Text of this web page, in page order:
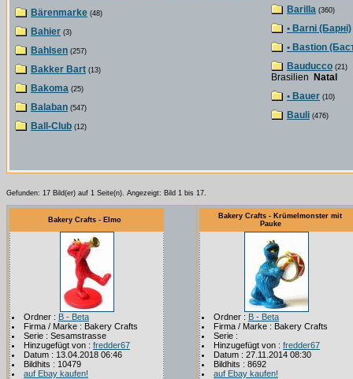
Bärenmarke (48)
Bahier (3)
Bahlsen (257)
Bakker Bart (13)
Bakoma (25)
Balaban (547)
Ball-Club (12)
Barilla (360)
• Barni (Барні)
• Bastion
Bauducco (21)
Brasilien
Natal
• Bauer (10)
Bauli (476)
Gefunden: 17 Bild(er) auf 1 Seite(n). Angezeigt: Bild 1 bis 17.
Bakery Crafts - Elmo
Ordner : B - Beta
Firma / Marke : Bakery Crafts
Serie : Sesamstrasse
Hinzugefügt von : fredder67
Datum : 13.04.2018 06:46
Bildhits : 10479
auf Ebay kaufen!
Bakery Crafts - Krümelmonster mit
Pauke
Ordner : B - Beta
Firma / Marke : Bakery Crafts
Serie :
Hinzugefügt von : fredder67
Datum : 27.11.2014 08:30
Bildhits : 8692
auf Ebay kaufen!